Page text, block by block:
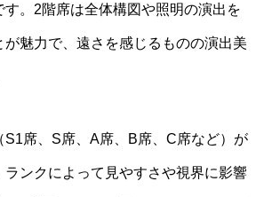
す。2階席は全体構図や照明の演出を
が魅力で、遠さを感じるものの演出美
S1席、S席、A席、B席、C席など）が
ランクによって見やすさや視界に影響